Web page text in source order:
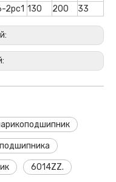
2рс1 130 200 33
6014ZZ.